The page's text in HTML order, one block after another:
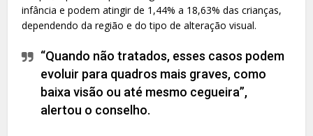
infância e podem atingir de 1,44% a 18,63% das crianças,
dependendo da região e do tipo de alteração visual.
“Quando não tratados, esses casos podem
evoluir para quadros mais graves, como
baixa visão ou até mesmo cegueira”,
alertou o conselho.